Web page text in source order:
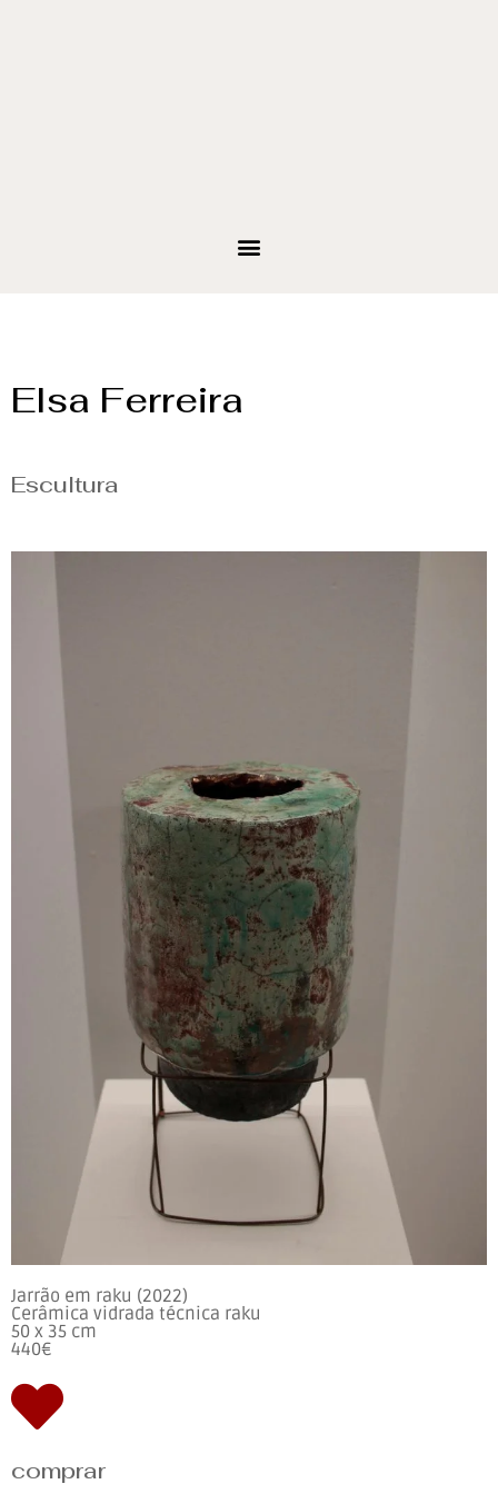
Elsa Ferreira
Escultura
Jarrão em raku (2022)
Cerâmica vidrada técnica raku
50 x 35 cm
440€
comprar